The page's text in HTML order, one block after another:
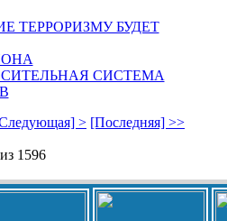
ТЕРРОРИЗМУ БУДЕТ
СИСТЕМА
> [Последняя] >>
1596